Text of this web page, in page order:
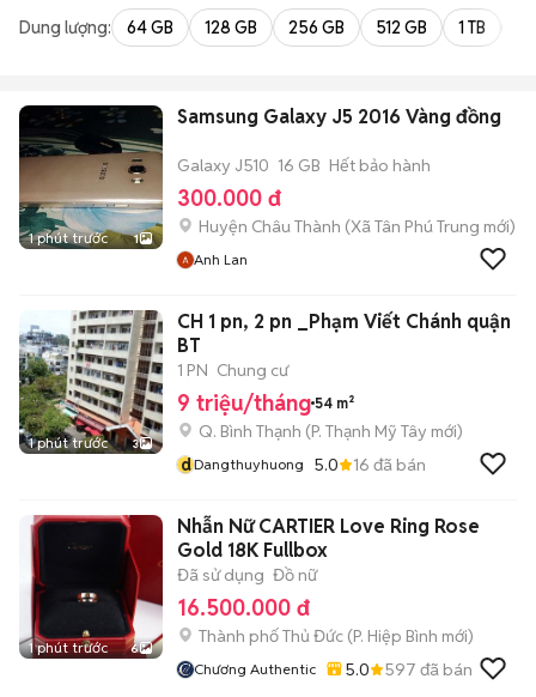
Dung lượng: 64 GB 128 GB 256 GB 512 GB 1 TB
1 phút trước 1
Samsung Galaxy J5 2016 Vàng đồng
Galaxy J510 16 GB Hết bảo hành
300.000 đ
Huyện Châu Thành (Xã Tân Phú Trung mới)
Anh Lan
1 phút trước 3
CH 1 pn, 2 pn _Phạm Viết Chánh quận
BT
1 PN Chung cư
9 triệu/tháng 54 m²
Q. Bình Thạnh (P. Thạnh Mỹ Tây mới)
dDangthuyhuong 5.0 16 đã bán
1 phút trước 6
Nhẫn Nữ CARTIER Love Ring Rose
Gold 18K Fullbox
Đã sử dụng Đồ nữ
16.500.000 đ
Thành phố Thủ Đức (P. Hiệp Bình mới)
Chương Authentic 5.0 597 đã bán